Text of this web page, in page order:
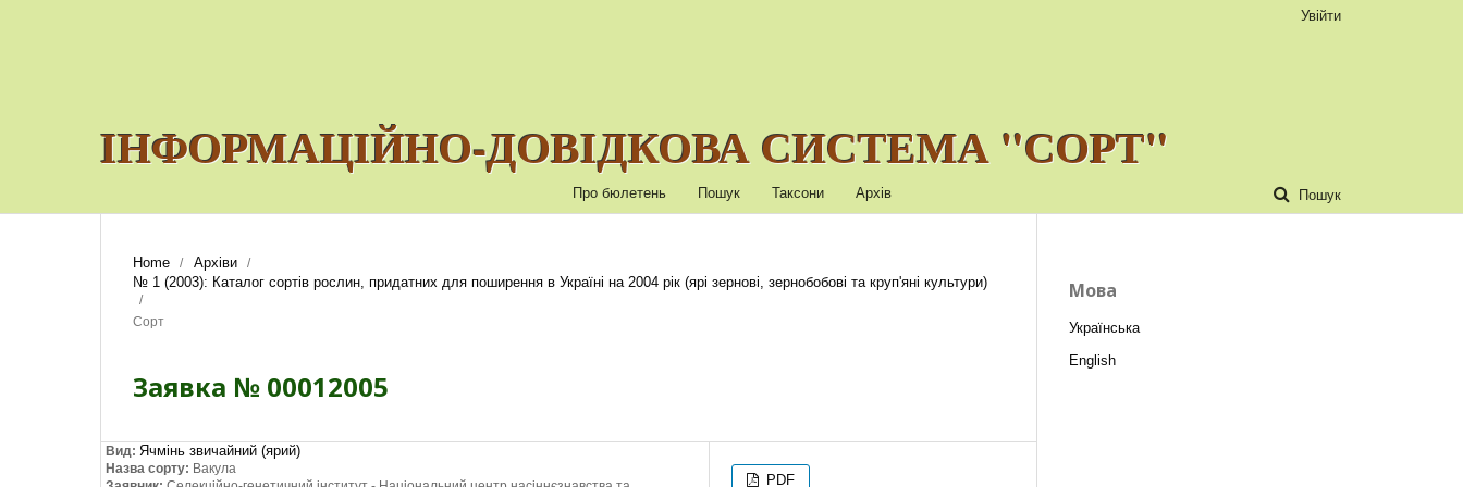
ІНФОРМАЦІЙНО-ДОВІДКОВА СИСТЕМА "СОРТ"
Про бюлетень Пошук Таксони Архів Пошук
Увійти
Home / Архіви /
№ 1 (2003): Каталог сортів рослин, придатних для поширення в Україні на 2004 рік (ярі зернові, зернобобові та круп'яні культури)
/
Сорт
Заявка № 00012005
Вид: Ячмінь звичайний (ярий)
Назва сорту: Вакула
PDF
Мова
Українська
English